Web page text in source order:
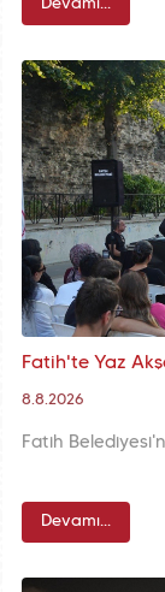
Devamı...
8.8.2026
Devamı...